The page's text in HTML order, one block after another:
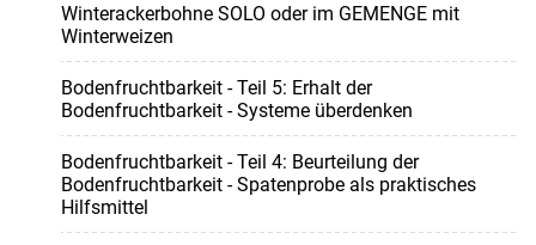
Winterackerbohne SOLO oder im GEMENGE mit
Winterweizen
Bodenfruchtbarkeit - Teil 5: Erhalt der
Bodenfruchtbarkeit - Systeme überdenken
Bodenfruchtbarkeit - Teil 4: Beurteilung der
Bodenfruchtbarkeit - Spatenprobe als praktisches
Hilfsmittel